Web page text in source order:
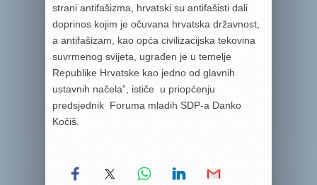
strani antifašizma, hrvatski su antifašisti dali
doprinos kojim je očuvana hrvatska državnost,
a antifašizam, kao opća civilizacijska tekovina
suvrmenog svijeta, ugrađen je u temelje
Republike Hrvatske kao jedno od glavnih
ustavnih načela”, ističe u priopćenju
predsjednik Foruma mladih SDP-a Danko
Kočiš.